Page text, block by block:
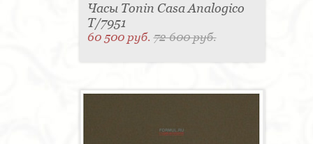
Часы Tonin Casa Analogico
T/7951
60 500 руб.72 600 руб.